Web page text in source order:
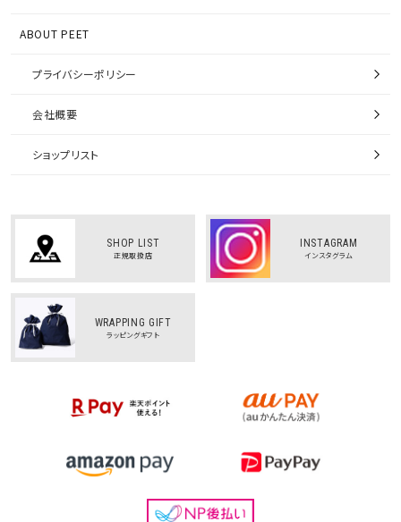
ABOUT PEET
プライバシーポリシー
会社概要
ショップリスト
SHOP LIST
正規取扱店
INSTAGRAM
インスタグラム
WRAPPING GIFT
ラッピングギフト